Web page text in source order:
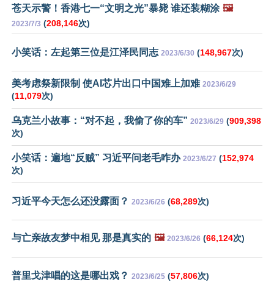
苍天示警！香港七一“文明之光”暴毙 谁还装糊涂 🖼️
2023/7/3 (208,146次)
小笑话：左起第三位是江泽民同志 2023/6/30 (148,967次)
美考虑祭新限制 使AI芯片出口中国难上加难 2023/6/29
(11,079次)
乌克兰小故事：“对不起，我偷了你的车” 2023/6/29 (909,398
次)
小笑话：遍地“反贼” 习近平问老毛咋办 2023/6/27 (152,974
次)
习近平今天怎么还没露面？ 2023/6/26 (68,289次)
与亡亲故友梦中相见 那是真实的 🖼️ 2023/6/26 (66,124次)
普里戈津唱的这是哪出戏？ 2023/6/25 (57,806次)